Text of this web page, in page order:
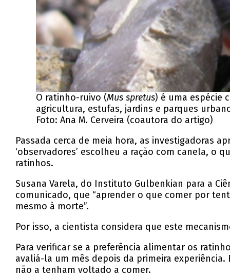
O ratinho-ruivo (Mus spretus) é uma espécie
agricultura, estufas, jardins e parques
Foto: Ana M. Cerveira (coautora do artigo)
Passada cerca de meia hora, as investigadoras
‘observadores’ escolheu a ração com canela, o
ratinhos.
Susana Varela, do Instituto Gulbenkian para a
comunicado, que “aprender o que comer por
mesmo à morte”.
Por isso, a cientista considera que este
Para verificar se a preferência alimentar os
avaliá-la um mês depois da primeira
não a tenham voltado a comer.